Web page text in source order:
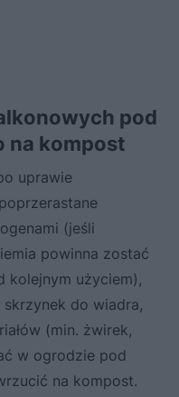
pod
na kompost
uprawie
(jeśli
powinna zostać
kolejnym użyciem),
do wiadra,
(min. żwirek,
w ogrodzie pod
na kompost.